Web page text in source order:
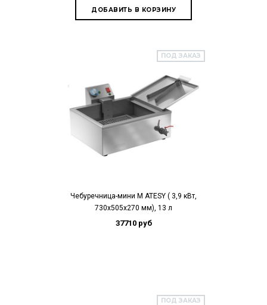
ПОД ЗАКАЗ
Чебуречница-мини М ATESY ( 3,9 кВт,
730х505х270 мм), 13 л
37710 руб
ПОД ЗАКАЗ